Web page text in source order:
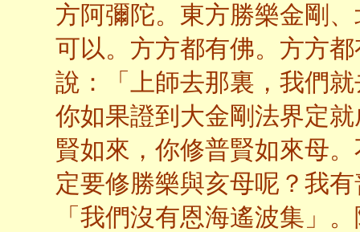
方阿彌陀。東方勝樂金剛
可以。方方都有佛。方方
說：「上師去那裏，我們
你如果證到大金剛法界定
賢如來，你修普賢如來母
定要修勝樂與亥母呢？我
「我們沒有恩海遙波集」